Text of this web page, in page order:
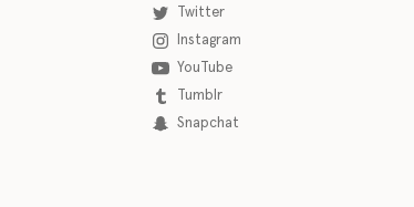
Twitter
Instagram
YouTube
Tumblr
Snapchat